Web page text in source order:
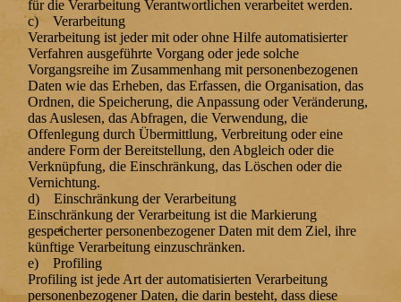
für die Verarbeitung Verantwortlichen verarbeitet werden.
c) Verarbeitung
Verarbeitung ist jeder mit oder ohne Hilfe automatisierter
Verfahren ausgeführte Vorgang oder jede solche
Vorgangsreihe im Zusammenhang mit personenbezogenen
Daten wie das Erheben, das Erfassen, die Organisation, das
Ordnen, die Speicherung, die Anpassung oder Veränderung,
das Auslesen, das Abfragen, die Verwendung, die
Offenlegung durch Übermittlung, Verbreitung oder eine
andere Form der Bereitstellung, den Abgleich oder die
Verknüpfung, die Einschränkung, das Löschen oder die
Vernichtung.
d) Einschränkung der Verarbeitung
Einschränkung der Verarbeitung ist die Markierung
gespeicherter personenbezogener Daten mit dem Ziel, ihre
künftige Verarbeitung einzuschränken.
e) Profiling
Profiling ist jede Art der automatisierten Verarbeitung
personenbezogener Daten, die darin besteht, dass diese